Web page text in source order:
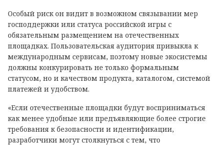
Особый риск он видит в возможном связывании мер
господдержки или статуса российской игры с
обязательным размещением на отечественных
площадках. Пользовательская аудитория привыкла к
международным сервисам, поэтому новые экосистемы
должны конкурировать не только формальным
статусом, но и качеством продукта, каталогом, системой
платежей и удобством.
«Если отечественные площадки будут восприниматься
как менее удобные или предъявляющие более строгие
требования к безопасности и идентификации,
разработчики могут столкнуться с тем, что